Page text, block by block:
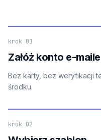
krok 01
Załóż konto e-
Bez karty, bez weryfikacji
środku.
krok 02